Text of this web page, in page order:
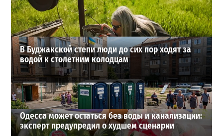
2026-07-29
ВИБОР РЕДАКЦИИ
В Буджакской степи люди до сих пор ходят за
водой к столетним колодцам
Одесса может остаться без воды и канализации:
эксперт предупредил о худшем сценарии